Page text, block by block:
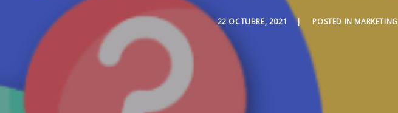
22 OCTUBRE, 2021 POSTED IN MARKETING